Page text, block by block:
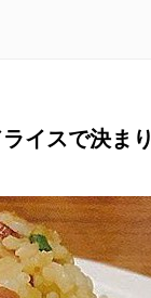
イスで決まり